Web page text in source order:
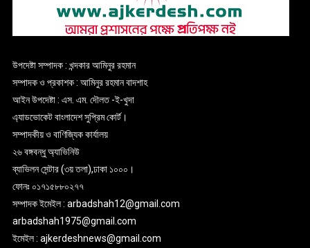
উপদেষ্টা সম্পাদক : খন্দকার আমিনুর রহমান
সম্পাদক ও প্রকাশক : আমিনুর রহমান বাদশাহ
আইন উপদেষ্টা : এস. এম. দৌলত -ই-খুদা
এ্যাডভোকেট বাংলাদেশ সুপ্রিম কোর্ট।
সম্পাদকীয় ও বাণিজ্যিক কার্যালয়
২৬ বঙ্গবন্ধু অ্যাভিনিউ
ব্যাভিলন সেন্টার (৩য় তলা),ঢাকা ১০০০।
ফোনঃ ০১৭১৫৮৮০২৭৭
সম্পাদক ইমেইল : arbadshah12@gmail.com
arbadshah1975@gmail.com
ইমেইল : ajkerdeshnews@gmail.com